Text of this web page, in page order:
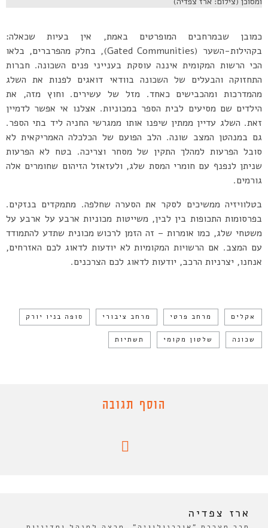
כמובן שבמרחבים המופרטים באמת, אין בעיות שכאלה:
בקהילות-השער (Gated Communities), בחלק מהפרברים, בלאו
הכי הרשות המקומית איננה עוסקת בענייני פנים השכונה. חברות
התחזוקה והבעלים של השכונה בוודאי דואגים לפנות את השלג
מהמדרכות ומהכבישים כאחד. מזל של עשירים. וחוץ מזה, את
הילדים שם מסיעים לבית הספר במכוניות. אצלנו אי אפשר לדמיין
זאת. השלג עדיין ממתין שיפנו אותו ממגרשי החניה ליד בתי הספר.
גם במנהטן המצב שונה. הלב הפועם של הכלכלה האמריקאית לא
סובל הפרעות למהלך התקין של מסחר וצריכה. בטח לא הפרעות
שניתן לנפנף עם חומרי המסת שלג, ולעזאזל הזיהום שחומרים אלה
גורמים.
בטלוויזיה ממשיכים לסקר את הסערה שחלפה. מתמקדים בנזקים.
בפרסומות התכופות בין לבין, משייטות מכוניות ארבע על ארבע על
משטחי שלג, כמו אומרות – זה הזמן לרכוש מכונית שתדע להתמודד
עם המצב. אם הרשויות המקומיות לא יודעות לדאוג לכם האזרחים,
אנחנו, יצרניות הרכב, יודעות לדאוג לכם הצרכנים.
אקלים מרחב פרטי מרחב ציבורי סופה בניו יורק
שכונה שלטון מקומי תשתיות
הוסף תגובה
ארז צפדיה